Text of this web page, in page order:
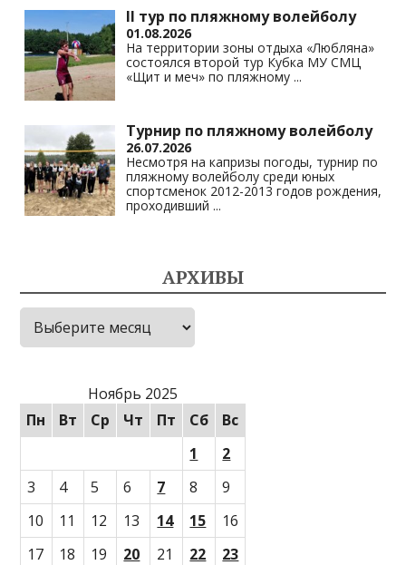
II тур по пляжному волейболу
01.08.2026
На территории зоны отдыха «Любляна»
состоялся второй тур Кубка МУ СМЦ
«Щит и меч» по пляжному ...
Турнир по пляжному волейболу
26.07.2026
Несмотря на капризы погоды, турнир по
пляжному волейболу среди юных
спортсменок 2012-2013 годов рождения,
проходивший ...
АРХИВЫ
Архивы
Ноябрь 2025
Пн
Вт Ср Чт Пт Сб
Вс
1
2
3
4 5 6 7 8
9
10
11 12 13 14 15
16
17
18 19 20 21 22 23